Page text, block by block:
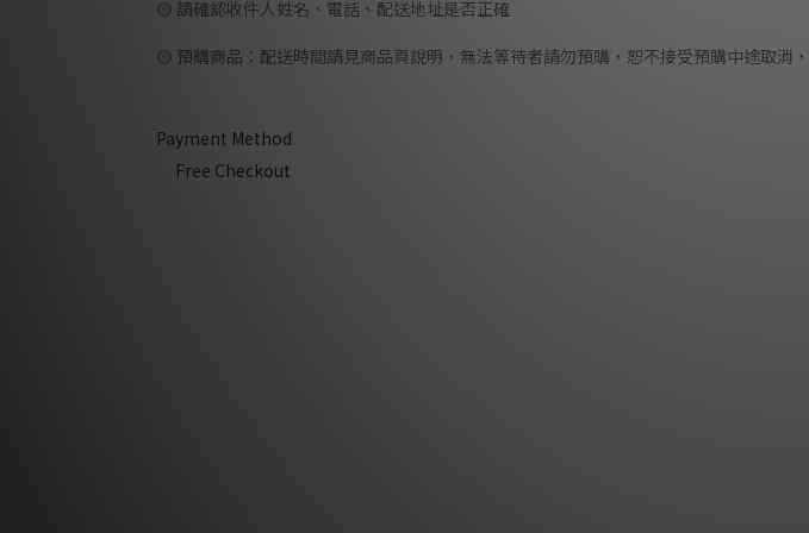
🟡 請確認收件人姓名、電話、配送地址是否正確
🟡 預購商品：配送時間請見商品頁說明，無法等待者請勿預購，恕不接受預購中途取消
Payment Method
Free Checkout